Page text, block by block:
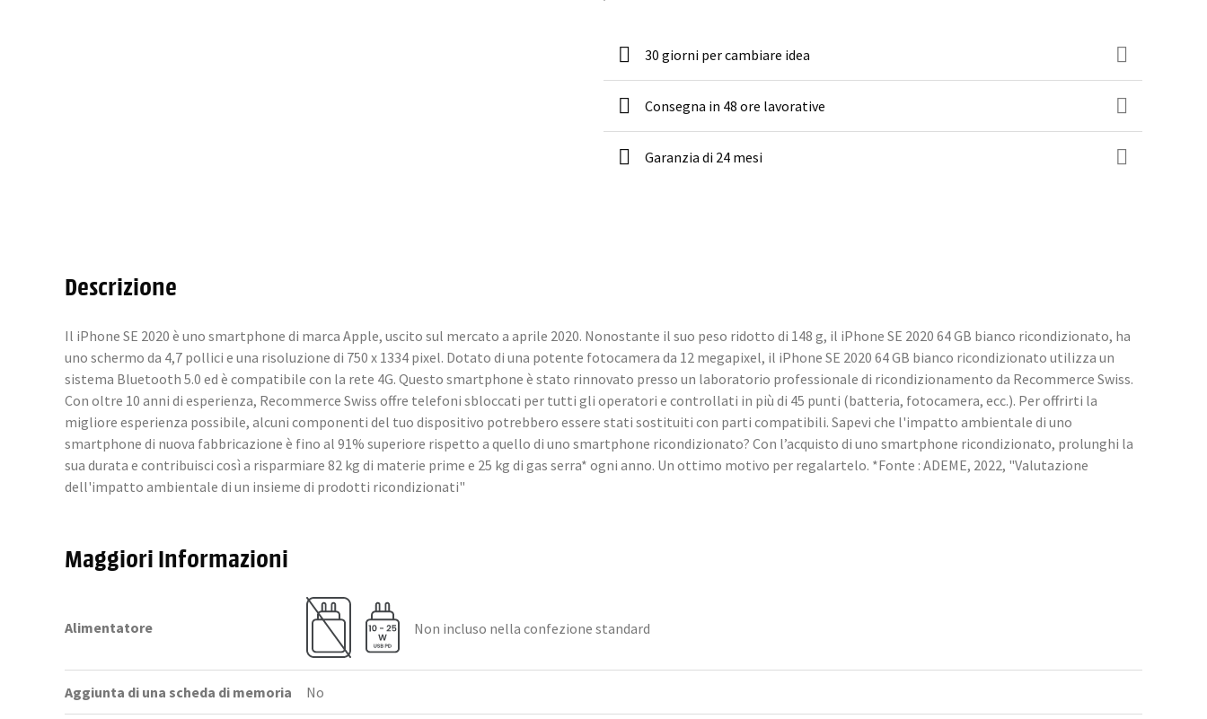
30 giorni per cambiare idea
Consegna in 48 ore lavorative
Garanzia di 24 mesi
Descrizione
Il iPhone SE 2020 è uno smartphone di marca Apple, uscito sul mercato a aprile 2020. Nonostante il suo peso ridotto di 148 g, il iPhone SE 2020 64 GB bianco ricondizionato, ha
uno schermo da 4,7 pollici e una risoluzione di 750 x 1334 pixel. Dotato di una potente fotocamera da 12 megapixel, il iPhone SE 2020 64 GB bianco ricondizionato utilizza un
sistema Bluetooth 5.0 ed è compatibile con la rete 4G. Questo smartphone è stato rinnovato presso un laboratorio professionale di ricondizionamento da Recommerce Swiss.
Con oltre 10 anni di esperienza, Recommerce Swiss offre telefoni sbloccati per tutti gli operatori e controllati in più di 45 punti (batteria, fotocamera, ecc.). Per offrirti la
migliore esperienza possibile, alcuni componenti del tuo dispositivo potrebbero essere stati sostituiti con parti compatibili. Sapevi che l'impatto ambientale di uno
smartphone di nuova fabbricazione è fino al 91% superiore rispetto a quello di uno smartphone ricondizionato? Con l’acquisto di uno smartphone ricondizionato, prolunghi la
sua durata e contribuisci così a risparmiare 82 kg di materie prime e 25 kg di gas serra* ogni anno. Un ottimo motivo per regalartelo. *Fonte : ADEME, 2022, "Valutazione
dell'impatto ambientale di un insieme di prodotti ricondizionati"
Maggiori Informazioni
Alimentatore Non incluso nella confezione standard
Aggiunta di una scheda di memoria No